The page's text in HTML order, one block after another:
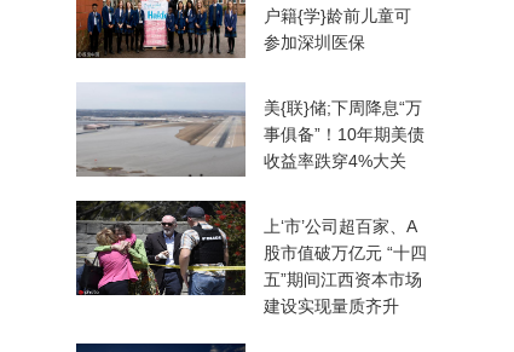
户籍{学}龄前儿童可
参加深圳医保
美{联}储;下周降息“万
事俱备”！10年期美债
收益率跌穿4%大关
上‘市’公司超百家、A
股市值破万亿元 “十四
五”期间江西资本市场
建设实现量质齐升